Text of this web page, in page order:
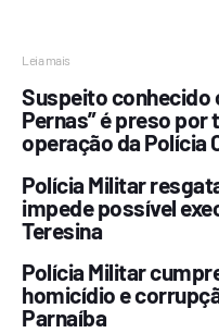
Leia mais
Suspeito conhecido
Pernas” é preso
operação da Polícia
Polícia Militar
impede possível
Teresina
Polícia Militar
homicídio e
Parnaíba